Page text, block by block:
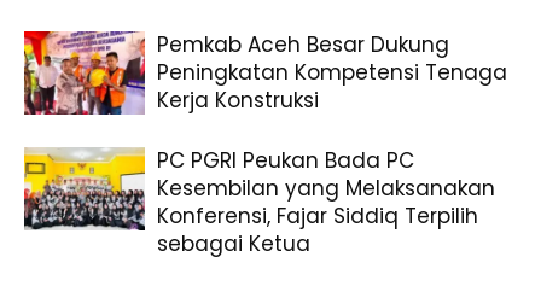
Pemkab Aceh Besar Dukung
Peningkatan Kompetensi Tenaga
Kerja Konstruksi
PC PGRI Peukan Bada PC
Kesembilan yang Melaksanakan
Konferensi, Fajar Siddiq Terpilih
sebagai Ketua